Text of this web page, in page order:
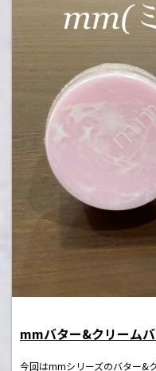
mmバター&クリーム
今回はmmシリーズのバター&